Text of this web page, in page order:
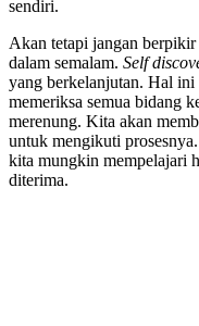
sendiri.
Akan tetapi jangan
dalam semalam. Self
yang berkelanjutan. Hal ini
memeriksa semua bidang
merenung. Kita akan
untuk mengikuti
kita mungkin mempelajari
diterima.